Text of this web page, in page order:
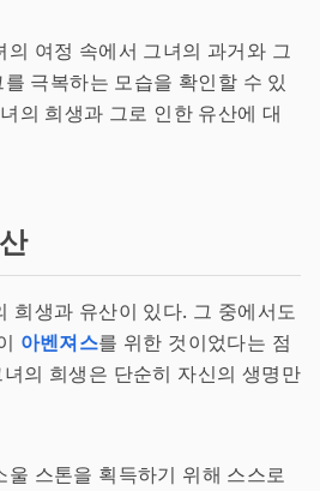
의 여정 속에서 그녀의 과거와 그
극복하는 모습을 확인할 수 있
의 희생과 그로 인한 유산에 대
희생과 유산이 있다. 그 중에서도
아벤져스를 위한 것이었다는 점
의 희생은 단순히 자신의 생명만
스톤을 획득하기 위해 스스로